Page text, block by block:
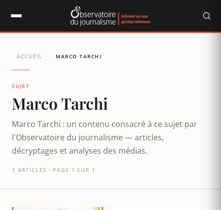
ACCUEIL / MARCO TARCHI
SUJET
Marco Tarchi
Marco Tarchi : un contenu consacré à ce sujet par
l'Observatoire du journalisme — articles,
décryptages et analyses des médias.
1 ARTICLES · PAGE 1 SUR 1
Panneau de gestion des cookies